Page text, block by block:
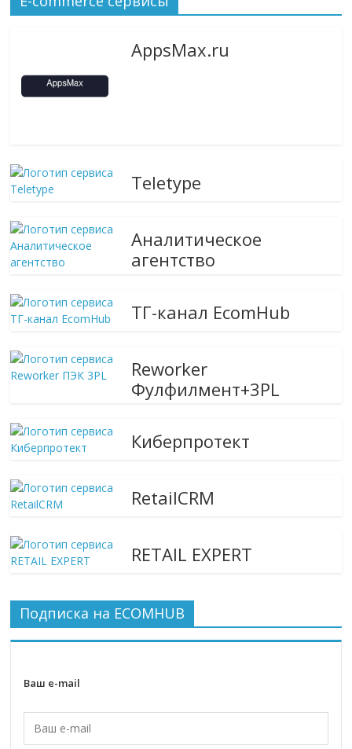
AppsMax.ru
Teletype
Аналитическое
агентство
ТГ-канал EcomHub
Reworker
Фулфилмент+3PL
Киберпротект
RetailCRM
RETAIL EXPERT
Подписка на ECOMHUB
Ваш e-mail